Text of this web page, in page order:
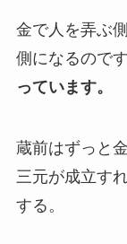
金で人を弄ぶ
側になるのです
っています。
蔵前はずっと
三元が成立す
する。